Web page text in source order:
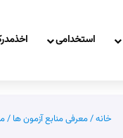
استخدامی
خانه/معرفی منابع آزمون ها /